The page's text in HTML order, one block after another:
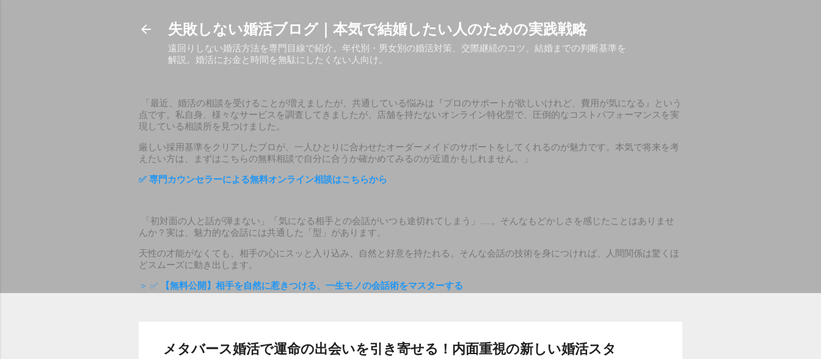
失敗しない婚活ブログ｜本気で結婚したい人のための実践戦略
遠回りしない婚活方法を専門目線で紹介。年代別・男女別の婚活対策、交際継続のコツ、結婚までの判断基準を
解説。婚活にお金と時間を無駄にしたくない人向け。
「最近、婚活の相談を受けることが増えましたが、共通している悩みは『プロのサポートが欲しいけれど、費用が気になる』という
点です。私自身、様々なサービスを調査してきましたが、店舗を持たないオンライン特化型で、圧倒的なコストパフォーマンスを実
現している相談所を見つけました。
厳しい採用基準をクリアしたプロが、一人ひとりに合わせたオーダーメイドのサポートをしてくれるのが魅力です。本気で将来を考
えたい方は、まずはこちらの無料相談で自分に合うか確かめてみるのが近道かもしれません。」
✅ 専門カウンセラーによる無料オンライン相談はこちらから
「初対面の人と話が弾まない」「気になる相手との会話がいつも途切れてしまう」……。そんなもどかしさを感じたことはありませ
んか？実は、魅力的な会話には共通した「型」があります。
天性の才能がなくても、相手の心にスッと入り込み、自然と好意を持たれる。そんな会話の技術を身につければ、人間関係は驚くほ
どスムーズに動き出します。
＞ ✅
【無料公開】相手を自然に惹きつける、一生モノの会話術をマスターする
メタバース婚活で運命の出会いを引き寄せる！内面重視の新しい婚活スタ